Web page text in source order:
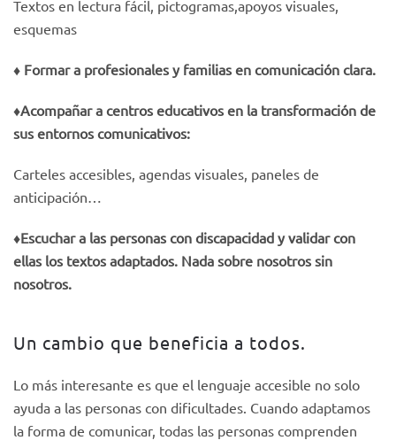
Textos en lectura fácil, pictogramas,apoyos visuales,
esquemas
♦️ Formar a profesionales y familias en comunicación clara.
♦️Acompañar a centros educativos en la transformación de
sus entornos comunicativos:
Carteles accesibles, agendas visuales, paneles de
anticipación…
♦️Escuchar a las personas con discapacidad y validar con
ellas los textos adaptados. Nada sobre nosotros sin
nosotros.
Un cambio que beneficia a todos.
Lo más interesante es que el lenguaje accesible no solo
ayuda a las personas con dificultades. Cuando adaptamos
la forma de comunicar, todas las personas comprenden